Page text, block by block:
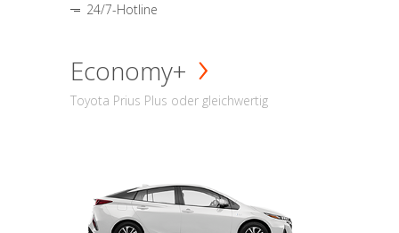
24/7-Hotline
Economy+
Toyota Prius Plus oder gleichwertig